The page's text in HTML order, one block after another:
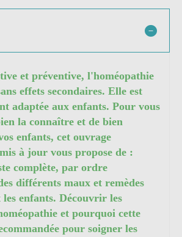
et préventive, l'homéopathie
effets secondaires. Elle est
adaptée aux enfants. Pour vous
la connaître et de bien
enfants, cet ouvrage
à jour vous propose de :
complète, par ordre
différents maux et remèdes
enfants. Découvrir les
et pourquoi cette
pour soigner les